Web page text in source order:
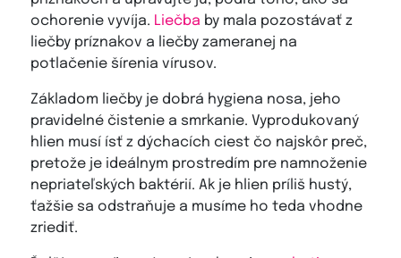
ochorenie vyvíja. Liečba by mala pozostávať z
liečby príznakov a liečby zameranej na
potlačenie šírenia vírusov.
Základom liečby je dobrá hygiena nosa, jeho
pravidelné čistenie a smrkanie. Vyprodukovaný
hlien musí ísť z dýchacích ciest čo najskôr preč,
pretože je ideálnym prostredím pre namnoženie
nepriateľských baktérií. Ak je hlien príliš hustý,
ťažšie sa odstraňuje a musíme ho teda vhodne
zriediť.